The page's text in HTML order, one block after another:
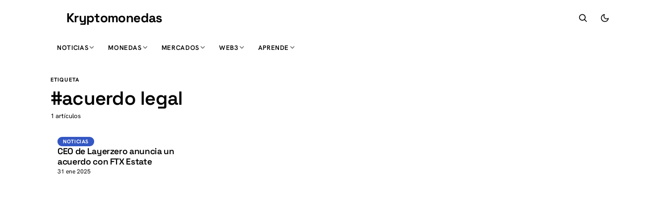
Kryptomonedas
NOTICIAS MONEDAS MERCADOS WEB3 APRENDE
ETIQUETA
#acuerdo legal
1 artículos K
NOTICIAS
CEO de Layerzero anuncia un
acuerdo con FTX Estate
31 ene 2025